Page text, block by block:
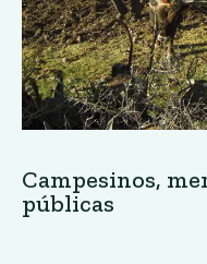
Campesinos,
públicas